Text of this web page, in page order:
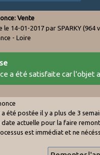
Vente
le 14-01-2017 par SPARKY(964
- Loire
a été satisfaite car l'objet
été postée il y a plus de 3
date actuelle pour la faire
est immédiat et ne